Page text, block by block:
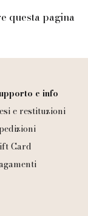
questa pagina
e info
e restituzioni
Card